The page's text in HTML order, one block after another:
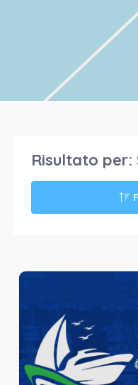
Risultato per: